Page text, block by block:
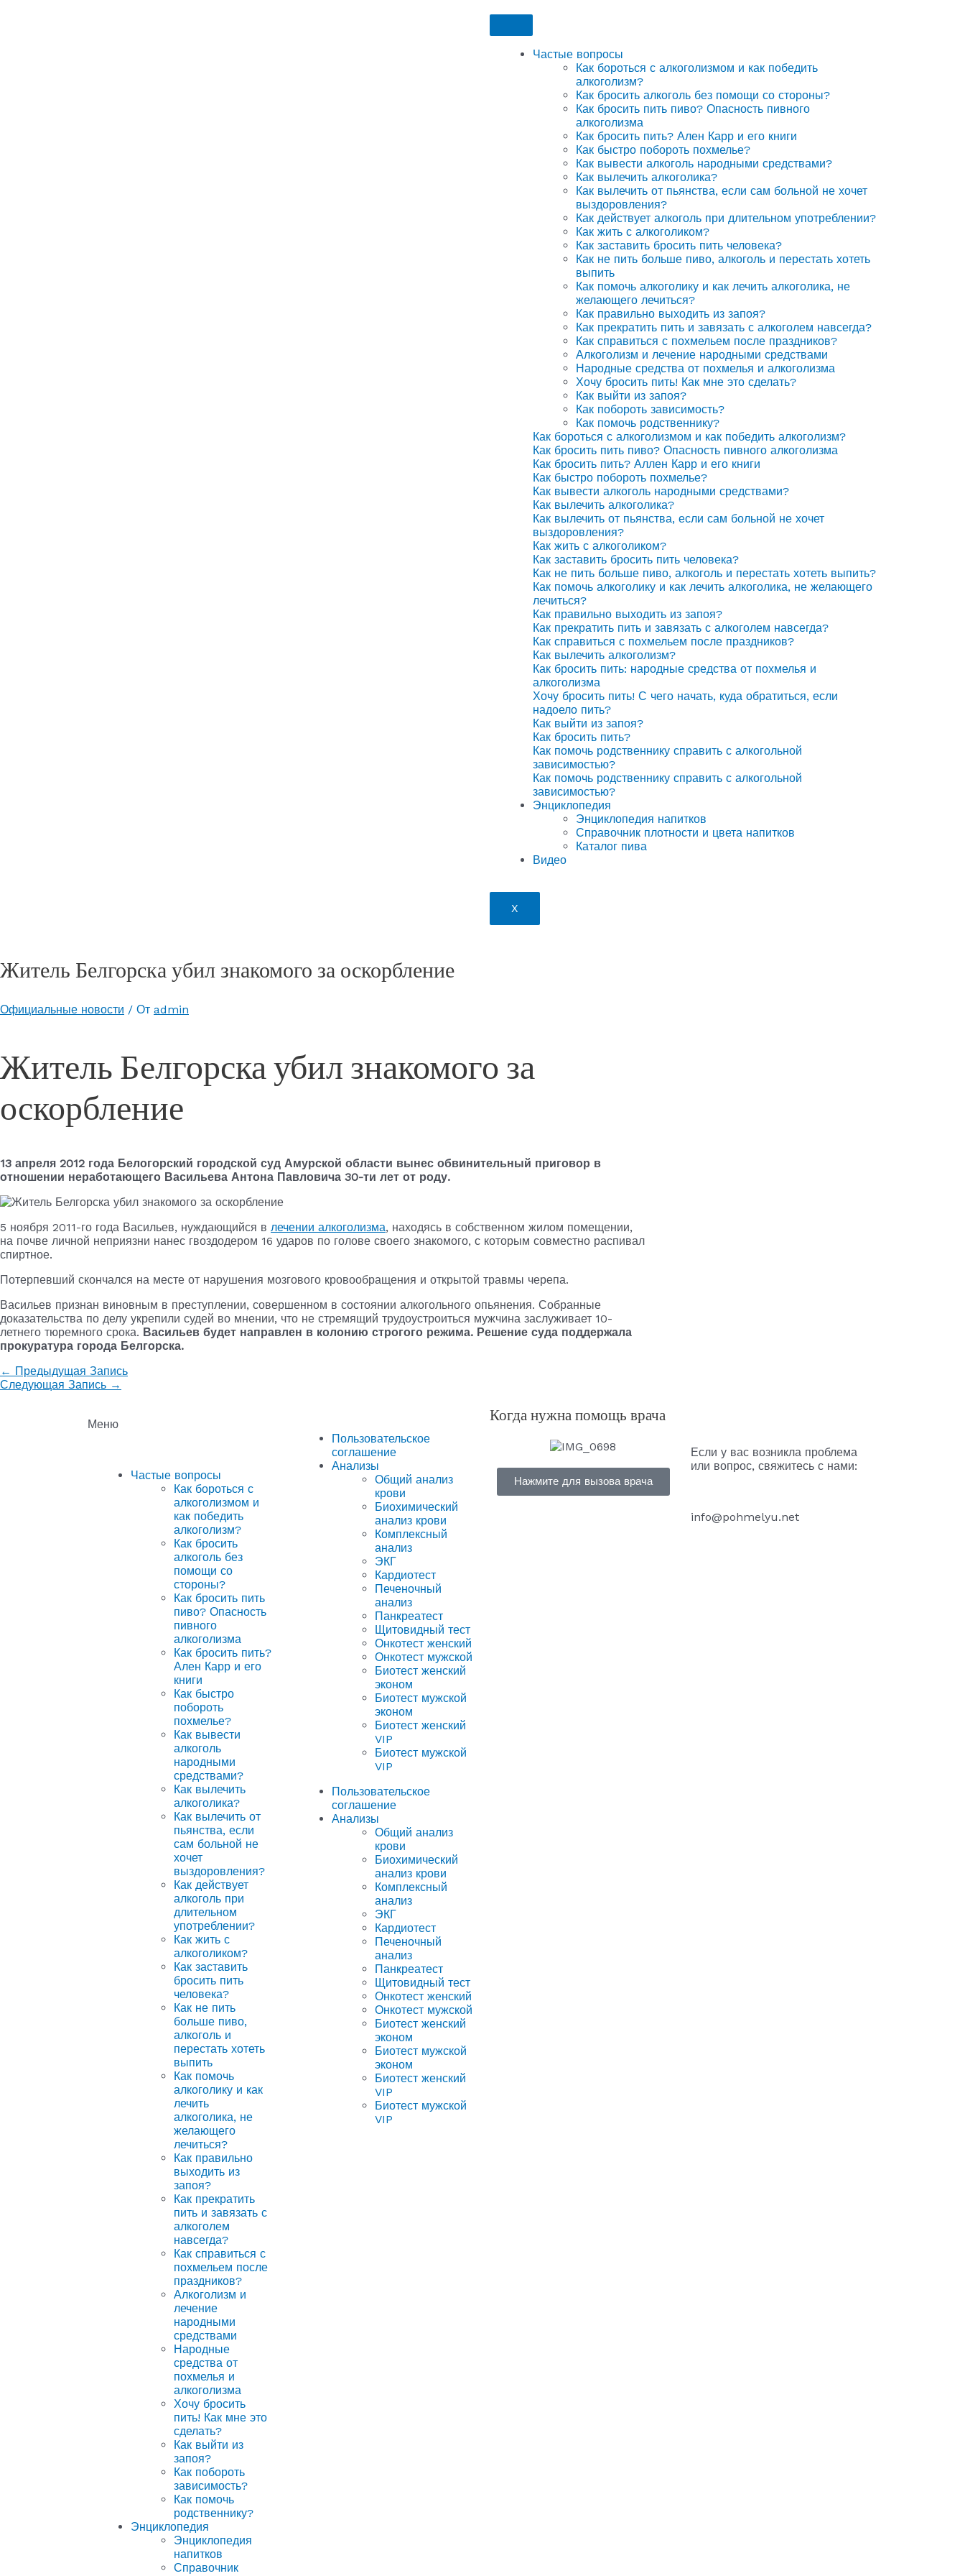
Частые вопросы
Как бороться с алкоголизмом и как победить
алкоголизм?
Как бросить алкоголь без помощи со стороны?
Как бросить пить пиво? Опасность пивного
алкоголизма
Как бросить пить? Ален Карр и его книги
Как быстро побороть похмелье?
Как вывести алкоголь народными средствами?
Как вылечить алкоголика?
Как вылечить от пьянства, если сам больной не хочет
выздоровления?
Как действует алкоголь при длительном употреблении?
Как жить с алкоголиком?
Как заставить бросить пить человека?
Как не пить больше пиво, алкоголь и перестать хотеть
выпить
Как помочь алкоголику и как лечить алкоголика, не
желающего лечиться?
Как правильно выходить из запоя?
Как прекратить пить и завязать с алкоголем навсегда?
Как справиться с похмельем после праздников?
Алкоголизм и лечение народными средствами
Народные средства от похмелья и алкоголизма
Хочу бросить пить! Как мне это сделать?
Как выйти из запоя?
Как побороть зависимость?
Как помочь родственнику?
Как бороться с алкоголизмом и как победить алкоголизм?
Как бросить пить пиво? Опасность пивного алкоголизма
Как бросить пить? Аллен Карр и его книги
Как быстро побороть похмелье?
Как вывести алкоголь народными средствами?
Как вылечить алкоголика?
Как вылечить от пьянства, если сам больной не хочет
выздоровления?
Как жить с алкоголиком?
Как заставить бросить пить человека?
Как не пить больше пиво, алкоголь и перестать хотеть выпить?
Как помочь алкоголику и как лечить алкоголика, не желающего
лечиться?
Как правильно выходить из запоя?
Как прекратить пить и завязать с алкоголем навсегда?
Как справиться с похмельем после праздников?
Как вылечить алкоголизм?
Как бросить пить: народные средства от похмелья и
алкоголизма
Хочу бросить пить! С чего начать, куда обратиться, если
надоело пить?
Как выйти из запоя?
Как бросить пить?
Как помочь родственнику справить с алкогольной
зависимостью?
Как помочь родственнику справить с алкогольной
зависимостью?
Энциклопедия
Энциклопедия напитков
Справочник плотности и цвета напитков
Каталог пива
Видео
X
Житель Белгорска убил знакомого за оскорбление
Официальные новости / От admin
Житель Белгорска убил знакомого за
оскорбление
13 апреля 2012 года Белогорский городской суд Амурской области вынес обвинительный приговор в
отношении неработающего Васильева Антона Павловича 30-ти лет от роду.
5 ноября 2011-го года Васильев, нуждающийся в лечении алкоголизма, находясь в собственном жилом помещении,
на почве личной неприязни нанес гвоздодером 16 ударов по голове своего знакомого, с которым совместно распивал
спиртное.
Потерпевший скончался на месте от нарушения мозгового кровообращения и открытой травмы черепа.
Васильев признан виновным в преступлении, совершенном в состоянии алкогольного опьянения. Собранные
доказательства по делу укрепили судей во мнении, что не стремящий трудоустроиться мужчина заслуживает 10-
летнего тюремного срока. Васильев будет направлен в колонию строгого режима. Решение суда поддержала
прокуратура города Белгорска.
← Предыдущая Запись
Следующая Запись →
Меню
Частые вопросы
Как бороться с
алкоголизмом и
как победить
алкоголизм?
Как бросить
алкоголь без
помощи со
стороны?
Как бросить пить
пиво? Опасность
пивного
алкоголизма
Как бросить пить?
Ален Карр и его
книги
Как быстро
побороть
похмелье?
Как вывести
алкоголь
народными
средствами?
Как вылечить
алкоголика?
Как вылечить от
пьянства, если
сам больной не
хочет
выздоровления?
Как действует
алкоголь при
длительном
употреблении?
Как жить с
алкоголиком?
Как заставить
бросить пить
человека?
Как не пить
больше пиво,
алкоголь и
перестать хотеть
выпить
Как помочь
алкоголику и как
лечить
алкоголика, не
желающего
лечиться?
Как правильно
выходить из
запоя?
Как прекратить
пить и завязать с
алкоголем
навсегда?
Как справиться с
похмельем после
праздников?
Алкоголизм и
лечение
народными
средствами
Народные
средства от
похмелья и
алкоголизма
Хочу бросить
пить! Как мне это
сделать?
Как выйти из
запоя?
Как побороть
зависимость?
Как помочь
родственнику?
Энциклопедия
Энциклопедия
напитков
Справочник
Пользовательское
соглашение
Анализы
Общий анализ
крови
Биохимический
анализ крови
Комплексный
анализ
ЭКГ
Кардиотест
Печеночный
анализ
Панкреатест
Щитовидный тест
Онкотест женский
Онкотест мужской
Биотест женский
эконом
Биотест мужской
эконом
Биотест женский
VIP
Биотест мужской
VIP
Пользовательское
соглашение
Анализы
Общий анализ
крови
Биохимический
анализ крови
Комплексный
анализ
ЭКГ
Кардиотест
Печеночный
анализ
Панкреатест
Щитовидный тест
Онкотест женский
Онкотест мужской
Биотест женский
эконом
Биотест мужской
эконом
Биотест женский
VIP
Биотест мужской
VIP
Когда нужна помощь врача
Нажмите для вызова врача
Если у вас возникла проблема
или вопрос, свяжитесь с нами:
info@pohmelyu.net